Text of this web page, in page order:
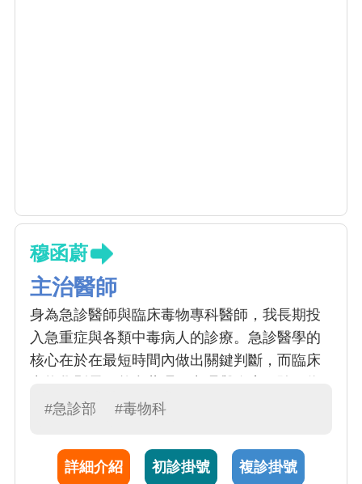
穆函蔚
主治醫師
身為急診醫師與臨床毒物專科醫師，我長期投
入急重症與各類中毒病人的診療。急診醫學的
核心在於在最短時間內做出關鍵判斷，而臨床
患者提供精準且即時的治療。 在臨床工作之
透過研究提升中毒治療的科學證據，並培養更
多具備毒物專長的醫師，讓患者在面對突發中
#急診部 #毒物科
詳細介紹 初診掛號 複診掛號